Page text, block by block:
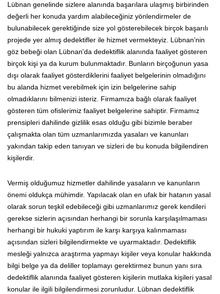
Lübnan genelinde sizlere alanında başarılara ulaşmış birbirinden
değerli her konuda yardım alabileceğiniz yönlendirmeler de
bulunabilecek gerektiğinde size yol gösterebilecek birçok başarılı
projede yer almış dedektifler ile hizmet vermekteyiz. Lübnan’nin
göz bebeği olan Lübnan'da dedektiflik alanında faaliyet gösteren
birçok kişi ya da kurum bulunmaktadır. Bunların birçoğunun yasa
dışı olarak faaliyet gösterdiklerini faaliyet belgelerinin olmadığını
bu alanda hizmet verebilmek için izin belgelerine sahip
olmadıklarını bilmenizi isteriz. Firmamıza bağlı olarak faaliyet
gösteren tüm ofislerimiz faaliyet belgelerine sahiptir. Firmamız
prensipleri dahilinde gizlilik esas olduğu gibi bizimle beraber
çalışmakta olan tüm uzmanlarımızda yasaları ve kanunları
yakından takip eden tanıyan ve sizleri de bu konuda bilgilendiren
kişilerdir.
Vermiş olduğumuz hizmetler dahilinde yasaların ve kanunların
önemi oldukça mühimdir. Yapılacak olan en ufak bir hatanın yasal
olarak sorun teşkil edebileceği gibi uzmanlarımız gerek kendileri
gerekse sizlerin açısından herhangi bir sorunla karşılaşılmaması
herhangi bir hukuki yaptırım ile karşı karşıya kalınmaması
açısından sizleri bilgilendirmekte ve uyarmaktadır. Dedektiflik
mesleği yalnızca araştırma yapmayı kişiler veya konular hakkında
bilgi belge ya da deliller toplamayı gerektirmez bunun yanı sıra
dedektiflik alanında faaliyet gösteren kişilerin mutlaka kişileri yasal
konular ile ilgili bilgilendirmesi zorunludur. Lübnan dedektiflik